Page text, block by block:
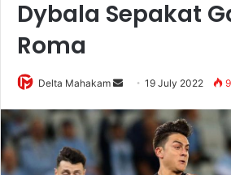
Dybala Sepakat
Roma
Delta Mahakam
n
d
19 July 2022